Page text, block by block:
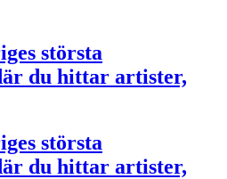
största
du hittar artister,
största
du hittar artister,